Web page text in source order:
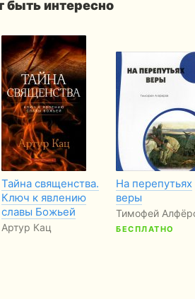
интересно
Тайна священства.
Ключ к явлению
славы Божьей
Артур Кац
На перепутьях
веры
Тимофей
БЕСПЛАТНО